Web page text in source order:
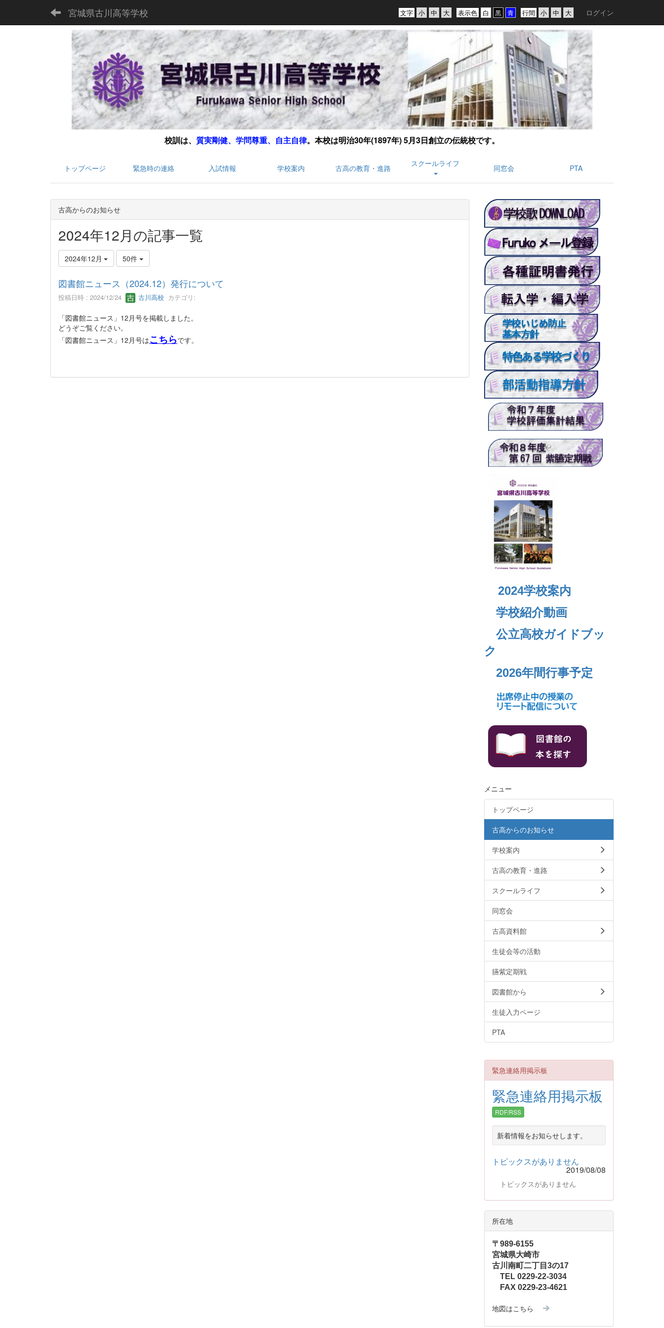
宮城県古川高等学校 行間
表示色
文字 ログイン
校訓は、 質実剛健、学問尊重、自主自律。 本校は明治30年(1897年) 5月3日創立の伝統校です。
トップページ 緊急時の連絡 入試情報 学校案内 古高の教育・進路 スクールライフ 同窓会 PTA
古高からのお知らせ
2024年12月の記事一覧
2024年12月 50件
図書館ニュース（2024.12）発行について
投稿日時 : 2024/12/24 古川高校 カテゴリ:
「図書館ニュース」12月号を掲載しました。
どうぞご覧ください。
「図書館ニュース」12月号はこちらです。
2024学校案内
学校紹介動画
公立高校ガイドブッ
ク
2026年間行事予定
メニュー
トップページ
古高からのお知らせ
学校案内
古高の教育・進路
スクールライフ
同窓会
古高資料館
生徒会等の活動
臙紫定期戦
図書館から
生徒入力ページ
PTA
緊急連絡用掲示板
緊急連絡用掲示板
RDF/RSS
新着情報をお知らせします。
トピックスがありません
2019/08/08
トピックスがありません
所在地
〒989-6155
宮城県大崎市
古川南町二丁目3の17
TEL 0229-22-3034
FAX 0229-23-4621
地図はこちら